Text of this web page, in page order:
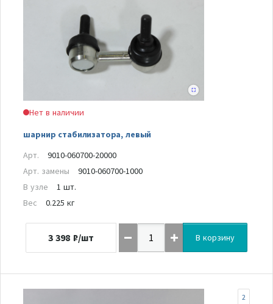
Нет в наличии
шарнир стабилизатора, левый
Арт.
9010-060700-20000
Арт. замены
9010-060700-1000
В узле
1 шт.
Вес
0.225 кг
3 398 ₽/шт В корзину
2